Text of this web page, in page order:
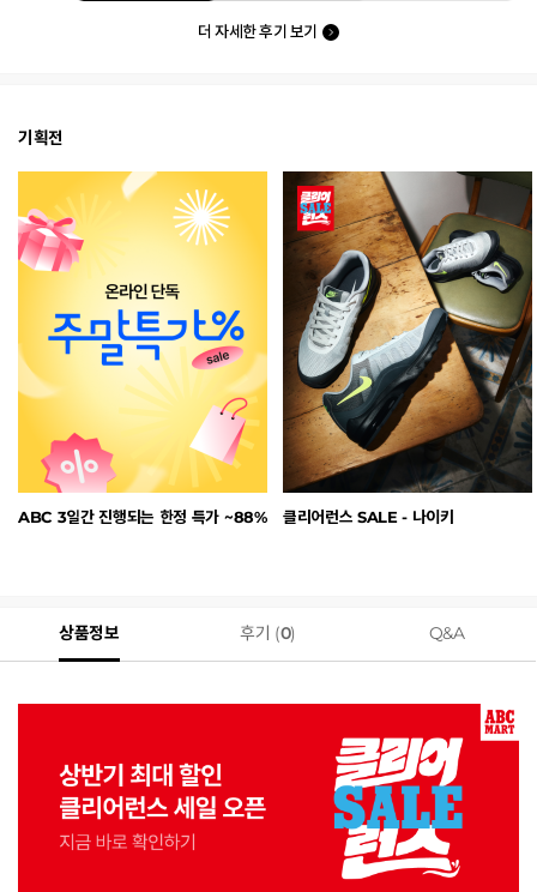
더 자세한 후기 보기
기획전
ABC 3일간 진행되는 한정 특가 ~88% 클리어런스 SALE - 나이키
상품정보 후기 (0) Q&A